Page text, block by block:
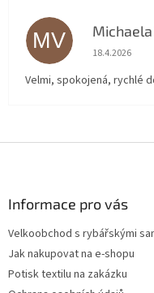
MV Hodnocení
18.4.2026
Velmi, spokojená, rychlé
Informace pro vás
Velkoobchod s rybářskými
Jak nakupovat na e-shopu
Potisk textilu na zakázku